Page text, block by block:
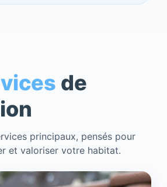
de
principaux, pensés pour
et valoriser votre habitat.